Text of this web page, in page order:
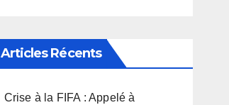
Articles Récents
Crise à la FIFA : Appelé à